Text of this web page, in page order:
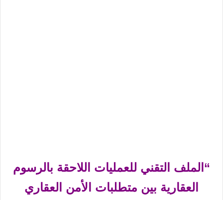
“الملف التقني للعمليات اللاحقة بالرسوم
العقارية بين متطلبات الأمن العقاري